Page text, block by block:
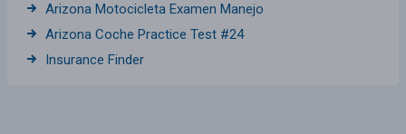
Arizona Motocicleta Examen Manejo
Arizona Coche Practice Test #24
Insurance Finder